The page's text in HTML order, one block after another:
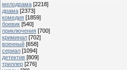
мелодрама [2218]
драма [2373]
комедия [1859]
боевик [540]
приключения [700]
криминал [702]
военный [658]
сериал [1094]
детектив [809]
триллер [276]